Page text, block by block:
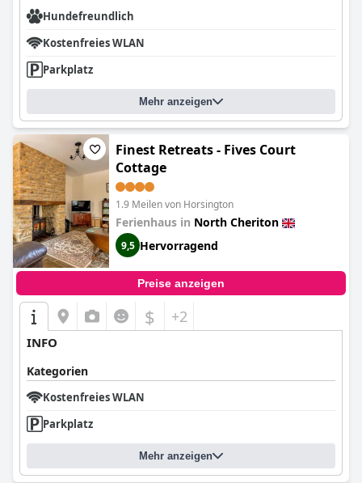
Hundefreundlich
Kostenfreies WLAN
Parkplatz
Mehr anzeigen
Finest Retreats - Fives Court
Cottage
1.9 Meilen von Horsington
Ferienhaus in North Cheriton
9,5 Hervorragend
Preise anzeigen
$ +2
INFO
Kategorien
Kostenfreies WLAN
Parkplatz
Mehr anzeigen